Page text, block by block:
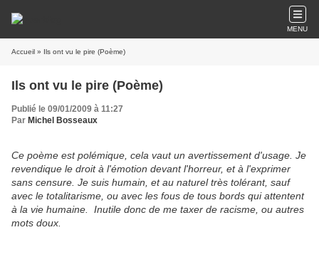
MENU
Accueil » Ils ont vu le pire (Poème)
Ils ont vu le pire (Poème)
Publié le 09/01/2009 à 11:27
Par Michel Bosseaux
Ce poème est polémique, cela vaut un avertissement d'usage. Je
revendique le droit à l'émotion devant l'horreur, et à l'exprimer
sans censure. Je suis humain, et au naturel très tolérant, sauf
avec le totalitarisme, ou avec les fous de tous bords qui attentent
à la vie humaine. Inutile donc de me taxer de racisme, ou autres
mots doux.